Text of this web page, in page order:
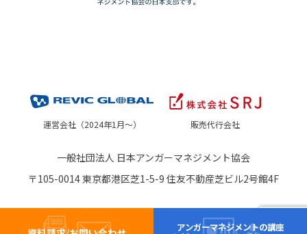
運営会社（2024年1月～） 販売代行会社
一般社団法人 日本アンガーマネジメント協会
〒105-0014 東京都港区芝1-5-9 住友不動産芝ビル2号館4F
アンガーマネジメントの講座